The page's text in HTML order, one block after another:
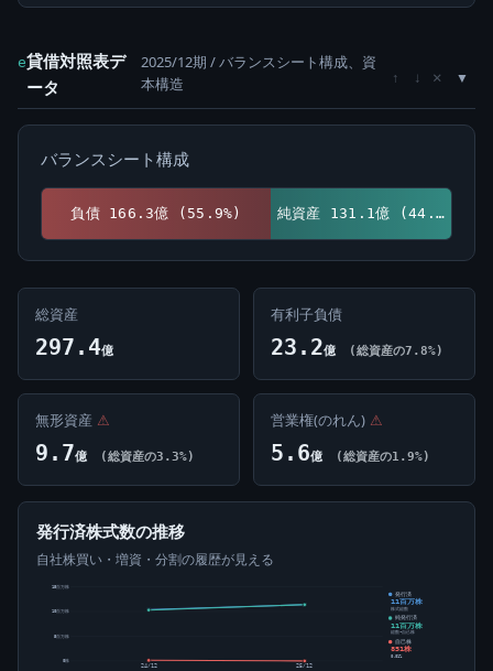
e貸借対照表デ
ータ
2025/12期 / バランスシート構成、資
本構造
↑ ↓ ×
バランスシート構成
負債 166.3億 (55.9%) 純資産 131.1億 (44.1%)
総資産
297.4億
有利子負債
23.2億 (総資産の7.8%)
無形資産 ⚠
9.7億 (総資産の3.3%)
営業権(のれん) ⚠
5.6億 (総資産の1.9%)
発行済株式数の推移
自社株買い・増資・分割の履歴が見える
0株
5百万株
10百万株
15百万株
24/12 25/12
発行済
11百万株
株式総数
純発行済
11百万株
総数-自己株
自己株
851株
0.01%